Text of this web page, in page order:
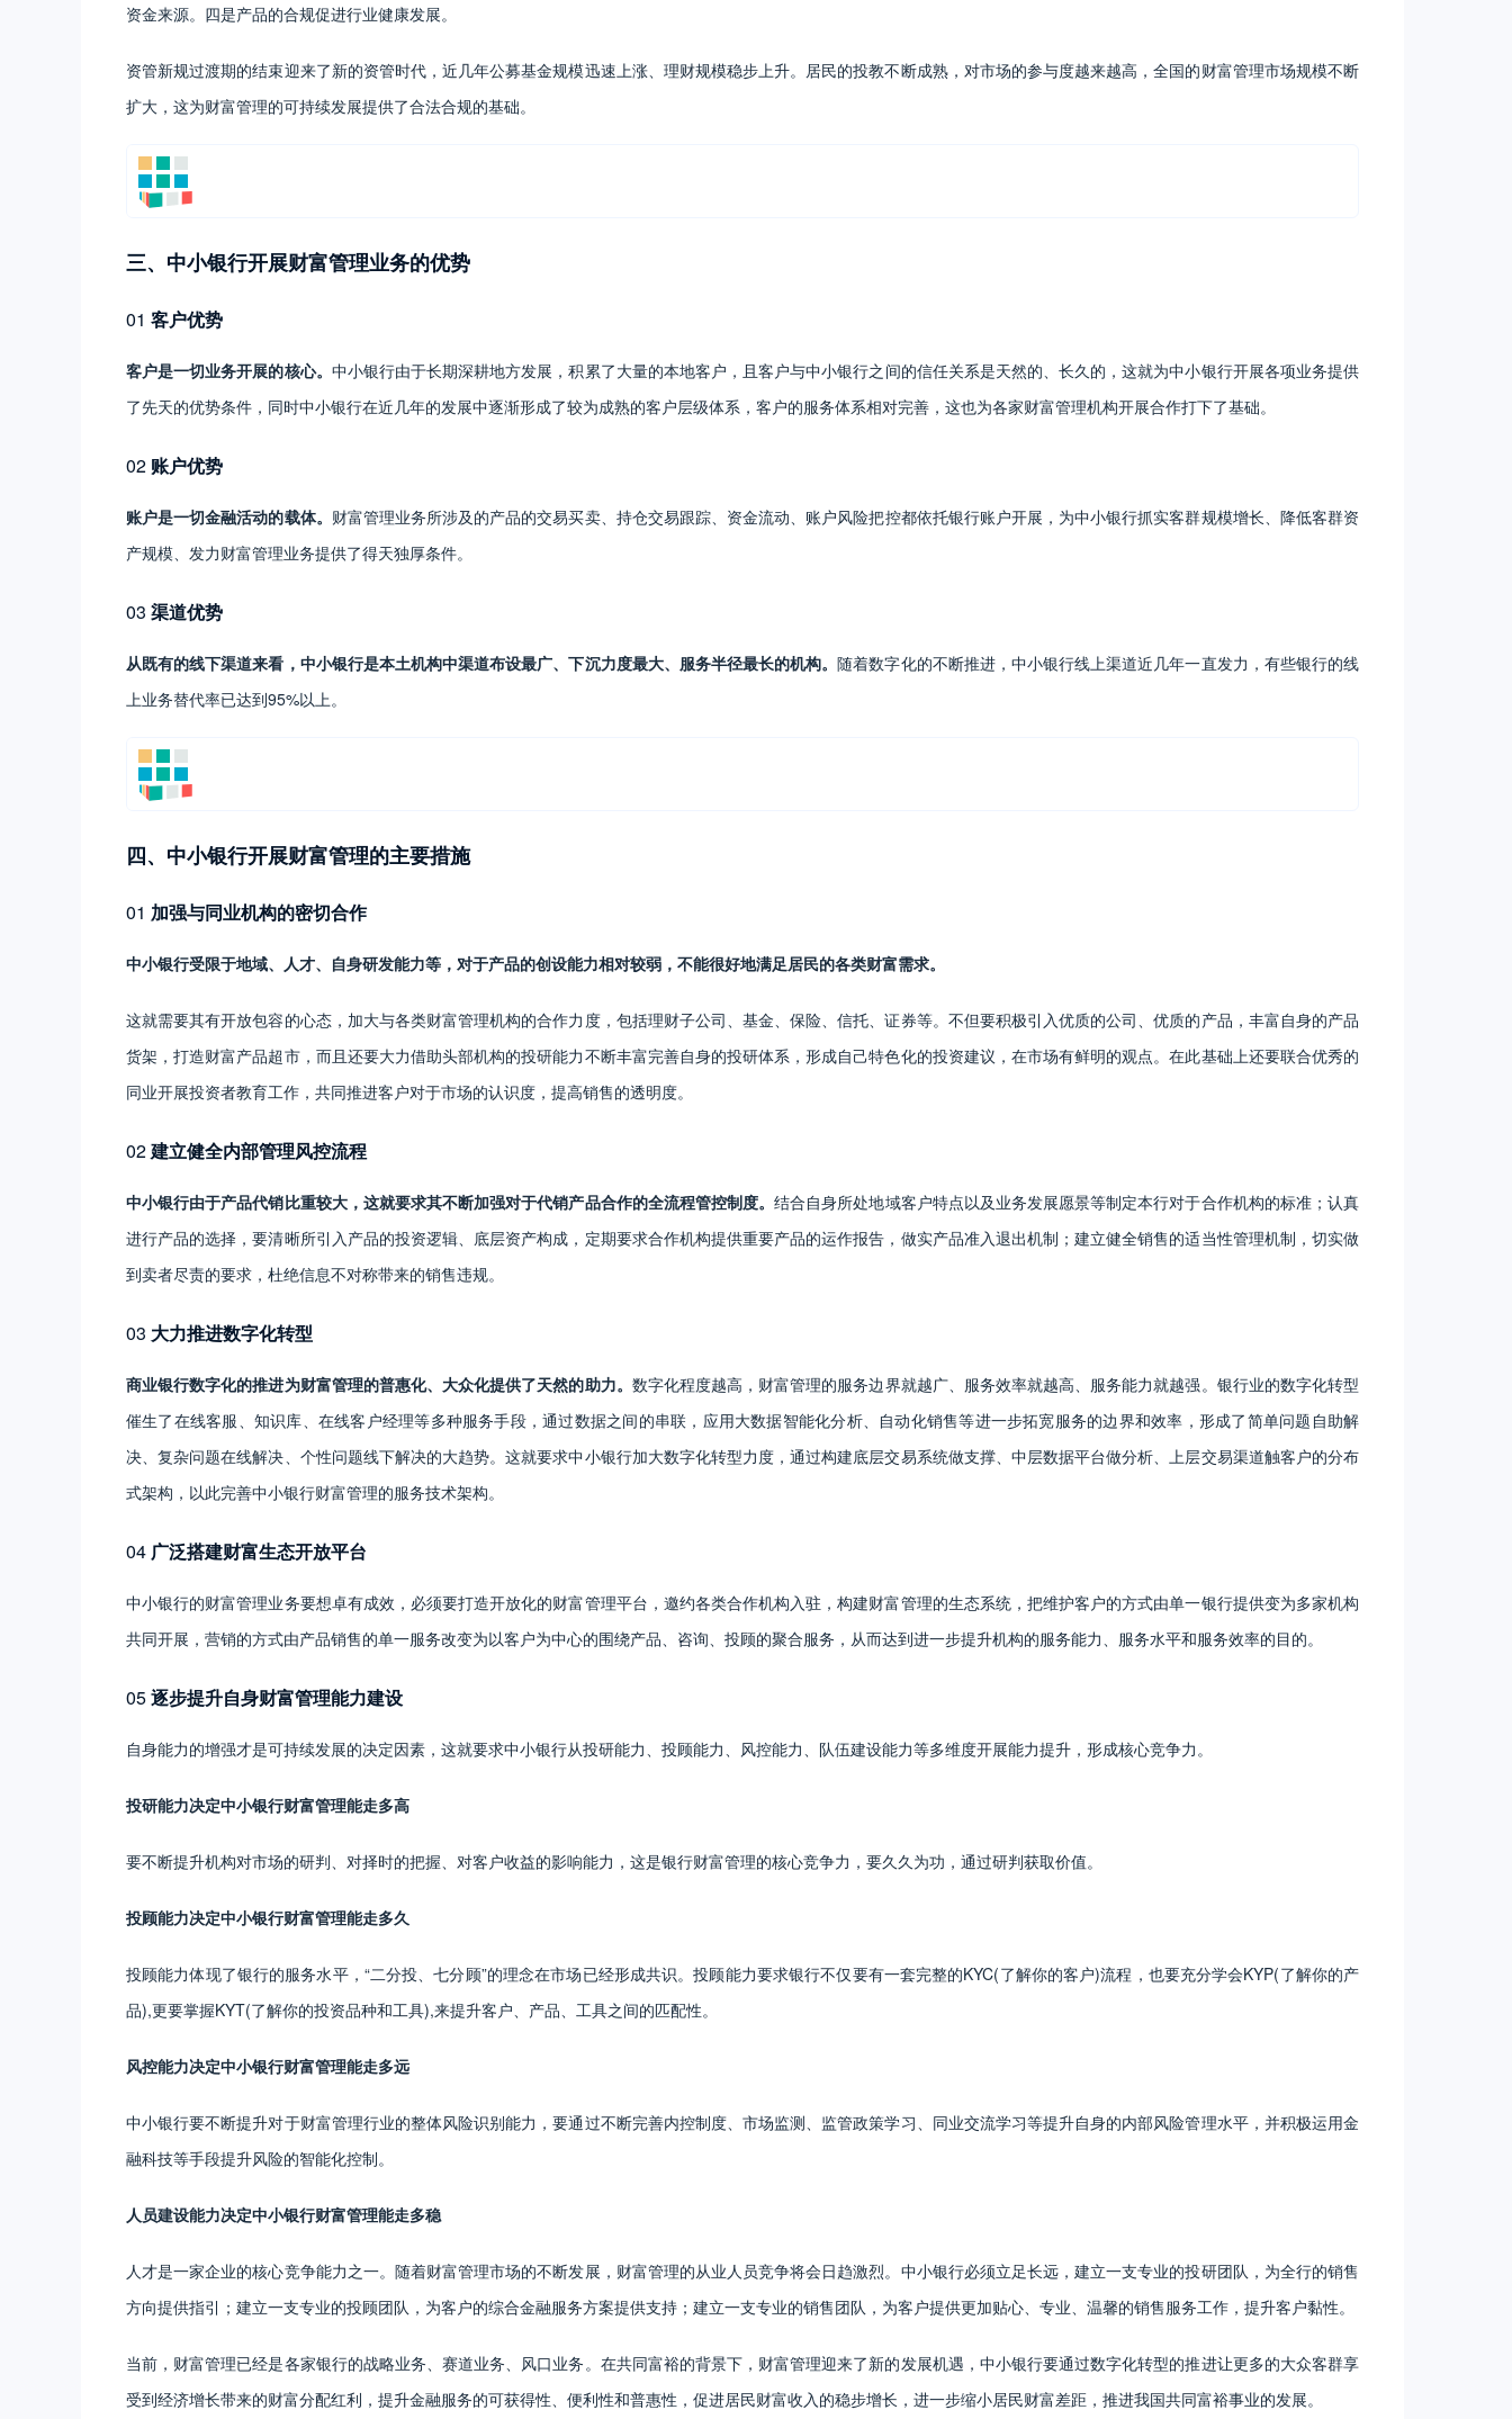
资金来源。四是产品的合规促进行业健康发展。
资管新规过渡期的结束迎来了新的资管时代，近几年公募基金规模迅速上涨、理财规模稳步上升。居民的投教不断成熟，对市场的参与度越来越高，全国的财富管理市场规模不断
扩大，这为财富管理的可持续发展提供了合法合规的基础。
三、中小银行开展财富管理业务的优势
01 客户优势
客户是一切业务开展的核心。 中小银行由于长期深耕地方发展，积累了大量的本地客户，且客户与中小银行之间的信任关系是天然的、长久的，这就为中小银行开展各项业务提供
了先天的优势条件，同时中小银行在近几年的发展中逐渐形成了较为成熟的客户层级体系，客户的服务体系相对完善，这也为各家财富管理机构开展合作打下了基础。
02 账户优势
账户是一切金融活动的载体。 财富管理业务所涉及的产品的交易买卖、持仓交易跟踪、资金流动、账户风险把控都依托银行账户开展，为中小银行抓实客群规模增长、降低客群资
产规模、发力财富管理业务提供了得天独厚条件。
03 渠道优势
从既有的线下渠道来看，中小银行是本土机构中渠道布设最广、下沉力度最大、服务半径最长的机构。随着数字化的不断推进，中小银行线上渠道近几年一直发力，有些银行的线
上业务替代率已达到95%以上。
四、中小银行开展财富管理的主要措施
01 加强与同业机构的密切合作
中小银行受限于地域、人才、自身研发能力等，对于产品的创设能力相对较弱，不能很好地满足居民的各类财富需求。
这就需要其有开放包容的心态，加大与各类财富管理机构的合作力度，包括理财子公司、基金、保险、信托、证券等。不但要积极引入优质的公司、优质的产品，丰富自身的产品
货架，打造财富产品超市，而且还要大力借助头部机构的投研能力不断丰富完善自身的投研体系，形成自己特色化的投资建议，在市场有鲜明的观点。在此基础上还要联合优秀的
同业开展投资者教育工作，共同推进客户对于市场的认识度，提高销售的透明度。
02建立健全内部管理风控流程
中小银行由于产品代销比重较大，这就要求其不断加强对于代销产品合作的全流程管控制度。结合自身所处地域客户特点以及业务发展愿景等制定本行对于合作机构的标准；认真
进行产品的选择，要清晰所引入产品的投资逻辑、底层资产构成，定期要求合作机构提供重要产品的运作报告，做实产品准入退出机制；建立健全销售的适当性管理机制，切实做
到卖者尽责的要求，杜绝信息不对称带来的销售违规。
03 大力推进数字化转型
商业银行数字化的推进为财富管理的普惠化、大众化提供了天然的助力。 数字化程度越高，财富管理的服务边界就越广、服务效率就越高、服务能力就越强。银行业的数字化转型
催生了在线客服、知识库、在线客户经理等多种服务手段，通过数据之间的串联，应用大数据智能化分析、自动化销售等进一步拓宽服务的边界和效率，形成了简单问题自助解
决、复杂问题在线解决、个性问题线下解决的大趋势。这就要求中小银行加大数字化转型力度，通过构建底层交易系统做支撑、中层数据平台做分析、上层交易渠道触客户的分布
式架构，以此完善中小银行财富管理的服务技术架构。
04 广泛搭建财富生态开放平台
中小银行的财富管理业务要想卓有成效，必须要打造开放化的财富管理平台，邀约各类合作机构入驻，构建财富管理的生态系统，把维护客户的方式由单一银行提供变为多家机构
共同开展，营销的方式由产品销售的单一服务改变为以客户为中心的围绕产品、咨询、投顾的聚合服务，从而达到进一步提升机构的服务能力、服务水平和服务效率的目的。
05逐步提升自身财富管理能力建设
自身能力的增强才是可持续发展的决定因素，这就要求中小银行从投研能力、投顾能力、风控能力、队伍建设能力等多维度开展能力提升，形成核心竞争力。
投研能力决定中小银行财富管理能走多高
要不断提升机构对市场的研判、对择时的把握、对客户收益的影响能力，这是银行财富管理的核心竞争力，要久久为功，通过研判获取价值。
投顾能力决定中小银行财富管理能走多久
投顾能力体现了银行的服务水平，“二分投、七分顾”的理念在市场已经形成共识。投顾能力要求银行不仅要有一套完整的KYC(了解你的客户)流程，也要充分学会KYP(了解你的产
品),更要掌握KYT(了解你的投资品种和工具),来提升客户、产品、工具之间的匹配性。
风控能力决定中小银行财富管理能走多远
中小银行要不断提升对于财富管理行业的整体风险识别能力，要通过不断完善内控制度、市场监测、监管政策学习、同业交流学习等提升自身的内部风险管理水平，并积极运用金
融科技等手段提升风险的智能化控制。
人员建设能力决定中小银行财富管理能走多稳
人才是一家企业的核心竞争能力之一。随着财富管理市场的不断发展，财富管理的从业人员竞争将会日趋激烈。中小银行必须立足长远，建立一支专业的投研团队，为全行的销售
方向提供指引；建立一支专业的投顾团队，为客户的综合金融服务方案提供支持；建立一支专业的销售团队，为客户提供更加贴心、专业、温馨的销售服务工作，提升客户黏性。
当前，财富管理已经是各家银行的战略业务、赛道业务、风口业务。在共同富裕的背景下，财富管理迎来了新的发展机遇，中小银行要通过数字化转型的推进让更多的大众客群享
受到经济增长带来的财富分配红利，提升金融服务的可获得性、便利性和普惠性，促进居民财富收入的稳步增长，进一步缩小居民财富差距，推进我国共同富裕事业的发展。